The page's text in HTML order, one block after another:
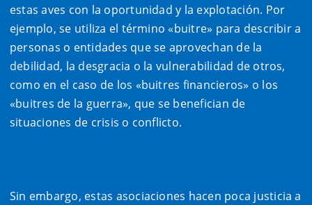
estas aves con la oportunidad y la explotación. Por
ejemplo, se utiliza el término «buitre» para describir a
personas o entidades que se aprovechan de la
debilidad, la desgracia o la vulnerabilidad de otros,
como en el caso de los «buitres financieros» o los
«buitres de la guerra», que se benefician de
situaciones de crisis o conflicto.
Sin embargo, estas asociaciones hacen poca justicia a